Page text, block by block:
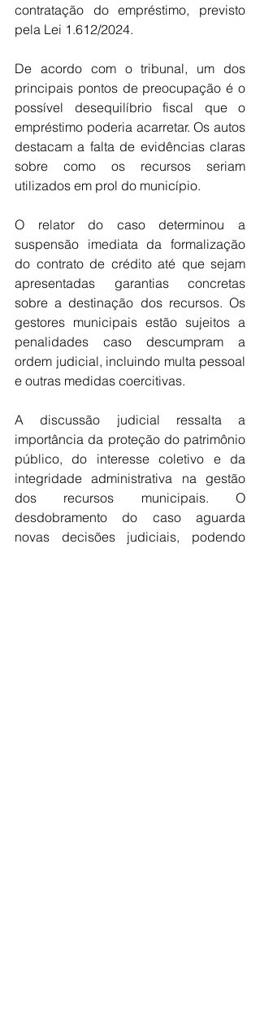
contratação do empréstimo, previsto
pela Lei 1.612/2024.
De acordo com o tribunal, um dos
principais pontos de preocupação é o
possível desequilíbrio fiscal que o
empréstimo poderia acarretar. Os autos
destacam a falta de evidências claras
sobre como os recursos seriam
utilizados em prol do município.
O relator do caso determinou a
suspensão imediata da formalização
do contrato de crédito até que sejam
apresentadas garantias concretas
sobre a destinação dos recursos. Os
gestores municipais estão sujeitos a
penalidades caso descumpram a
ordem judicial, incluindo multa pessoal
e outras medidas coercitivas.
A discussão judicial ressalta a
importância da proteção do patrimônio
público, do interesse coletivo e da
integridade administrativa na gestão
dos recursos municipais. O
desdobramento do caso aguarda
novas decisões judiciais, podendo